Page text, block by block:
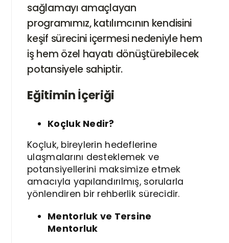
sağlamayı amaçlayan
programımız, katılımcının kendisini
keşif sürecini içermesi nedeniyle hem
iş hem özel hayatı dönüştürebilecek
potansiyele sahiptir.
Eğitimin İçeriği
Koçluk Nedir?
Koçluk, bireylerin hedeflerine
ulaşmalarını desteklemek ve
potansiyellerini maksimize etmek
amacıyla yapılandırılmış, sorularla
yönlendiren bir rehberlik sürecidir.
Mentorluk ve Tersine
Mentorluk